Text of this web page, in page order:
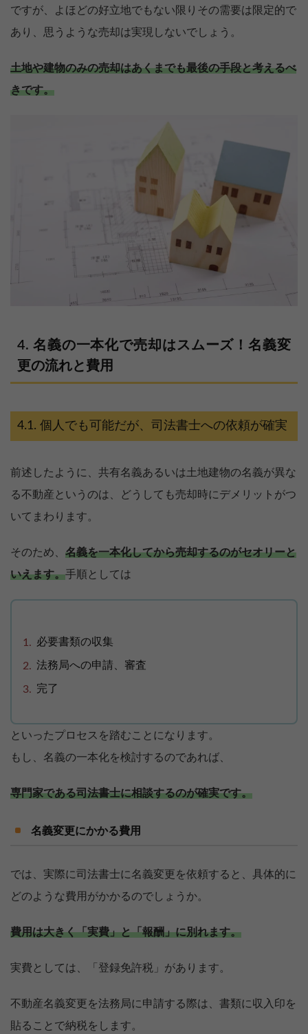
ですが、よほどの好立地でもない限りその需要は限定的で
あり、思うような売却は実現しないでしょう。
土地や建物のみの売却はあくまでも最後の手段と考えるべ
きです。
名義の一本化で売却はスムーズ！名義変
更の流れと費用
個人でも可能だが、司法書士への依頼が確実
前述したように、共有名義あるいは土地建物の名義が異な
る不動産というのは、どうしても売却時にデメリットがつ
いてまわります。
そのため、 名義を一本化してから売却するのがセオリーと
いえます。手順としては
必要書類の収集
法務局への申請、審査
完了
といったプロセスを踏むことになります。
もし、名義の一本化を検討するのであれば、
専門家である司法書士に相談するのが確実です。
名義変更にかかる費用
では、実際に司法書士に名義変更を依頼すると、具体的に
どのような費用がかかるのでしょうか。
費用は大きく「実費」と「報酬」に別れます。
実費としては、「登録免許税」があります。
不動産名義変更を法務局に申請する際は、書類に収入印を
貼ることで納税をします。
売却を
まず価格を